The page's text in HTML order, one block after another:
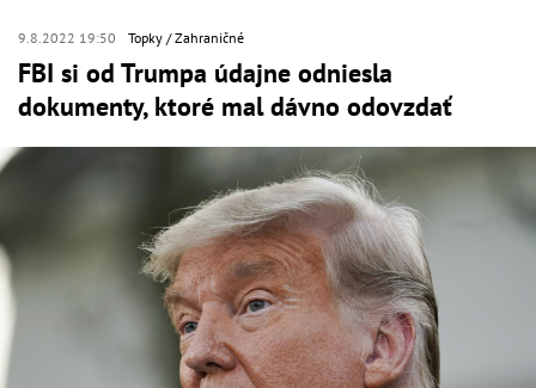
9.8.2022 19:50 Topky Zahraničné
FBI si od Trumpa údajne odniesla
dokumenty, ktoré mal dávno odovzdať